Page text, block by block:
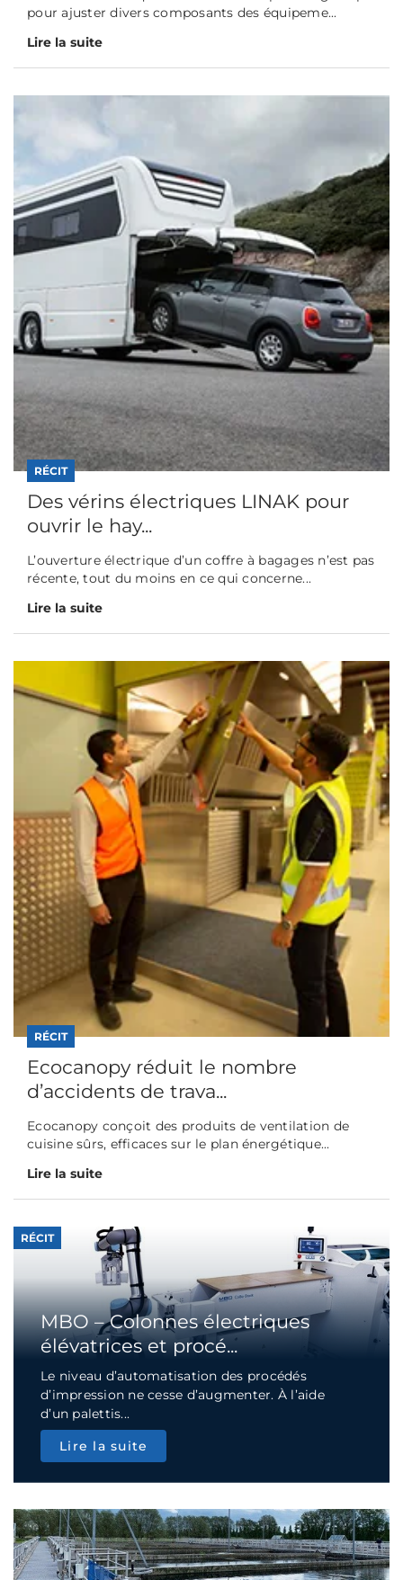
pour ajuster divers composants des équipeme...
Lire la suite
RÉCIT
Des vérins électriques LINAK pour
ouvrir le hay...
L’ouverture électrique d’un coffre à bagages n’est pas
récente, tout du moins en ce qui concerne...
Lire la suite
RÉCIT
Ecocanopy réduit le nombre
d’accidents de trava...
Ecocanopy conçoit des produits de ventilation de
cuisine sûrs, efficaces sur le plan énergétique...
Lire la suite
RÉCIT
MBO – Colonnes électriques
élévatrices et procé...
Le niveau d’automatisation des procédés
d’impression ne cesse d’augmenter. À l’aide
d’un palettis...
Lire la suite